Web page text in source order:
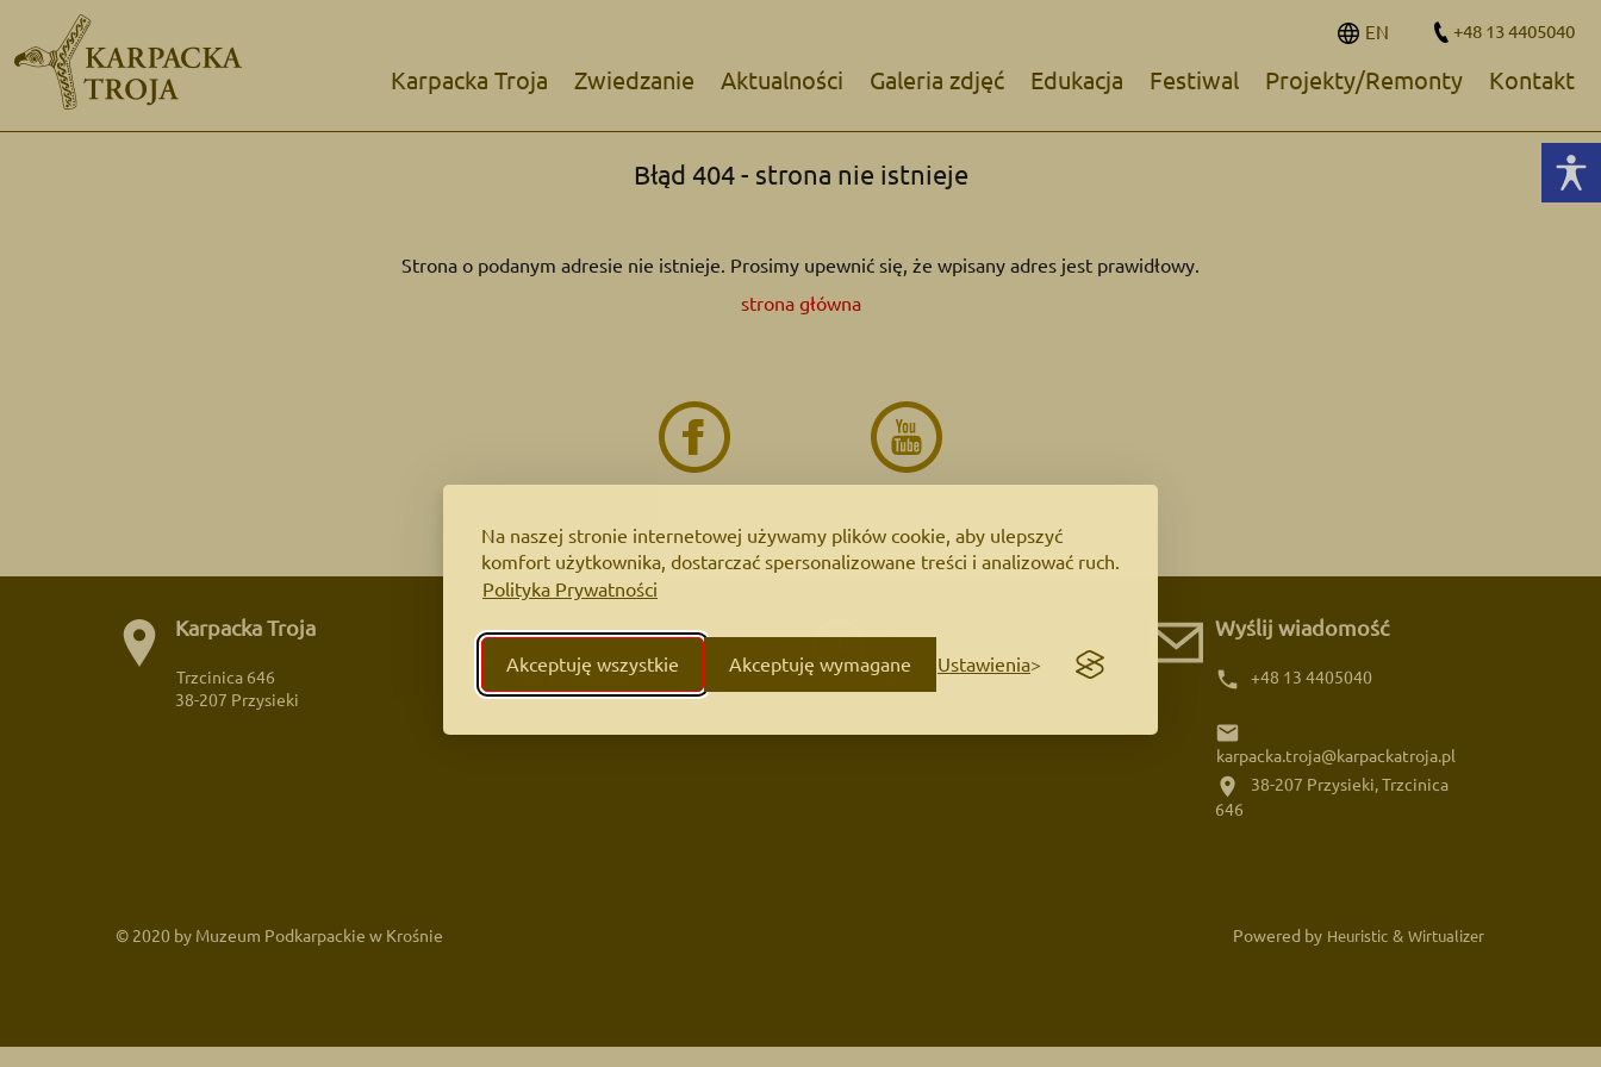
Na naszej stronie internetowej używamy plików cookie, aby ulepszyć
komfort użytkownika, dostarczać spersonalizowane treści i analizować ruch.
Polityka Prywatności
Akceptuję wszystkie Akceptuję wymagane Ustawienia
EN +48 13 4405040
Karpacka Troja Zwiedzanie Aktualności Galeria zdjęć Edukacja Festiwal Projekty/Remonty Kontakt
Błąd 404 - strona nie istnieje
Strona o podanym adresie nie istnieje. Prosimy upewnić się, że wpisany adres jest prawidłowy.
strona główna
Karpacka Troja
Trzcinica 646
38-207 Przysieki
Biuro Obsługi
+48 13 4405040 Sprawdź godziny
Wyślij wiadomość
phone +48 13 4405040
email
karpacka.troja@karpackatroja.pl
location_on
38-207 Przysieki, Trzcinica
646
© 2020 by Muzeum Podkarpackie w Krośnie Powered by Heuristic & Wirtualizer